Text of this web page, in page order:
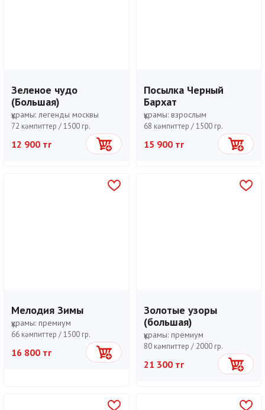
Зеленое чудо
(Большая)
құрамы: легенды москвы
72 кәмпиттер /1500 гр.
12 900 тг Себетке
Посылка Черный
Бархат
құрамы: взрослым
68 кәмпиттер /1500 гр.
15 900 тг Себетке
Мелодия Зимы
құрамы: премиум
66 кәмпиттер /1500 гр.
16 800 тг Себетке
Золотые узоры
(большая)
құрамы: премиум
80 кәмпиттер / 2000 гр.
21 300 тг Себетке